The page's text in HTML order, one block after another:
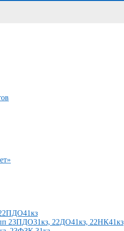
22ПДО41кз
23ПДО31кз, 22ДО41кз, 22НК41кз